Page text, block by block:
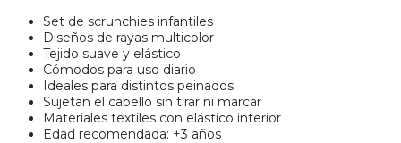
Set de scrunchies infantiles
Diseños de rayas multicolor
Tejido suave y elástico
Cómodos para uso diario
Ideales para distintos peinados
Sujetan el cabello sin tirar ni marcar
Materiales textiles con elástico interior
Edad recomendada: +3 años